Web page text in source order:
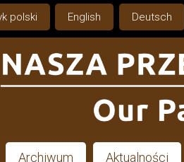
polski English Deutsch
Archiwum Aktualności